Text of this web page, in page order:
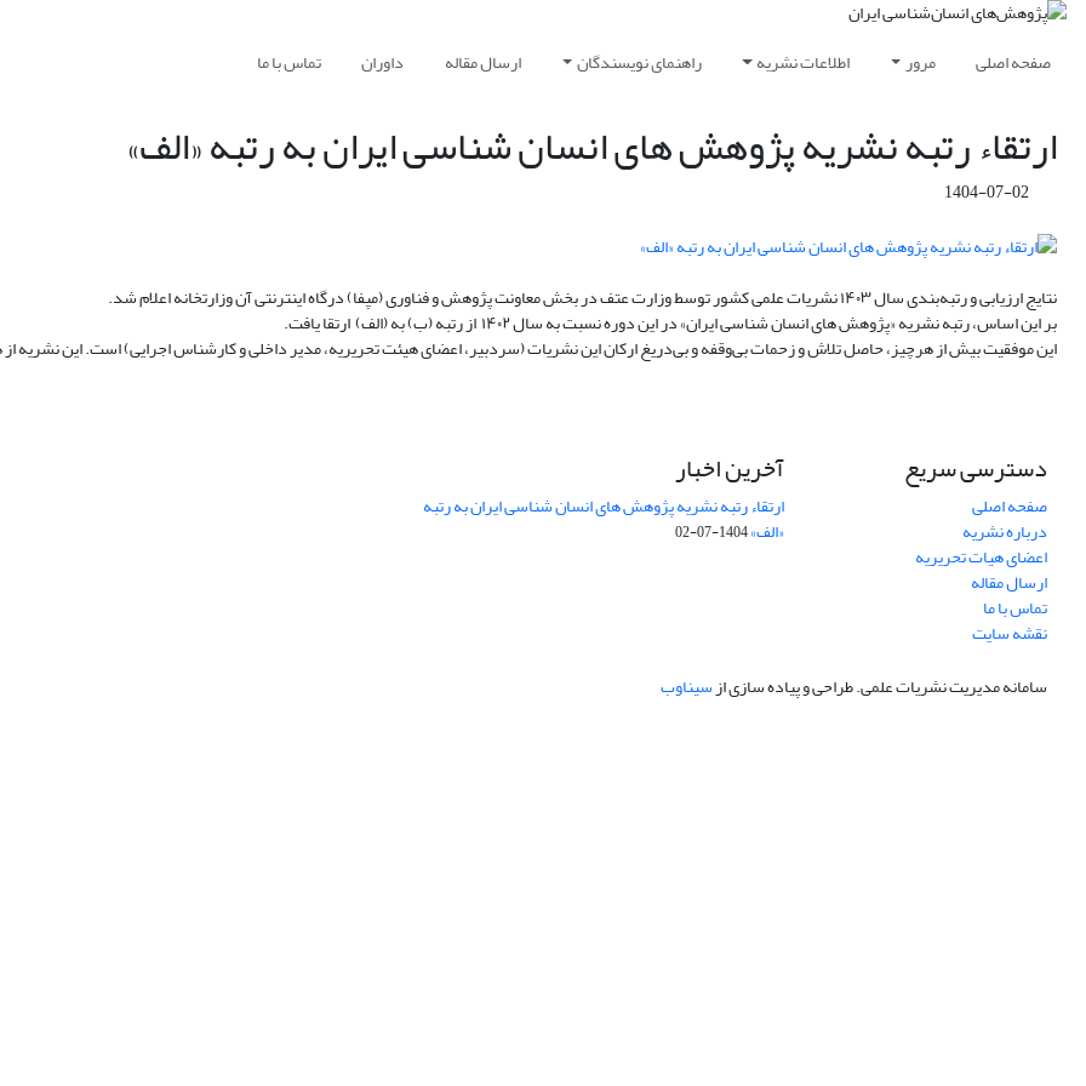
صفحه اصلی مرور اطلاعات نشریه راهنمای نویسندگان ارسال مقاله داوران تماس با ما
ارتقاء رتبه نشریه پژوهش های انسان شناسی ایران به رتبه «الف»
1404-07-02
نتایج ارزیابی و رتبه‌بندی سال ۱۴۰۳ نشریات علمی کشور توسط وزارت عتف در بخش معاونت پژوهش و فناوری (مپفا) درگاه اینترنتی آن وزارتخانه اعلام شد.
بر این اساس، رتبه نشریه «پژوهش های انسان شناسی ایران» در این دوره نسبت به سال ۱۴۰۲ از رتبه (ب) به (الف) ارتقا یافت.
این موفقیت بیش از هرچیز، حاصل تلاش و زحمات بی‌وقفه و بی‌دریغ ارکان این نشریات (سردبیر، اعضای هیئت تحریریه، مدیر داخلی و کارشناس اجرایی) است. این نشریه از
دسترسی سریع
صفحه اصلی
درباره نشریه
اعضای هیات تحریریه
ارسال مقاله
تماس با ما
نقشه سایت
آخرین اخبار
ارتقاء رتبه نشریه پژوهش های انسان شناسی ایران به رتبه
«الف»1404-07-02
سامانه مدیریت نشریات علمی.طراحی و پیاده سازی ازسیناوب